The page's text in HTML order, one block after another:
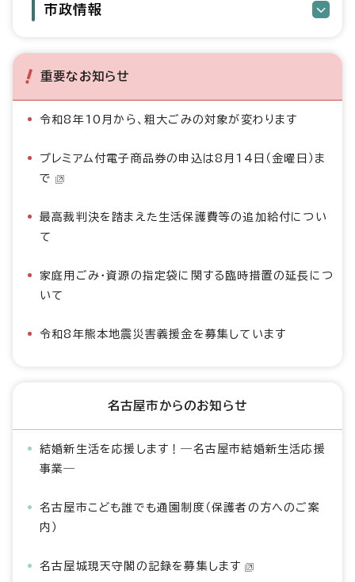
市政情報
重要なお知らせ
令和8年10月から、粗大ごみの対象が変わります
プレミアム付電子商品券の申込は8月14日（金曜日）ま
で
最高裁判決を踏まえた生活保護費等の追加給付につい
て
家庭用ごみ・資源の指定袋に関する臨時措置の延長につ
いて
令和8年熊本地震災害義援金を募集しています
名古屋市からのお知らせ
結婚新生活を応援します！―名古屋市結婚新生活応援
事業―
名古屋市こども誰でも通園制度（保護者の方へのご案
内）
名古屋城現天守閣の記録を募集します